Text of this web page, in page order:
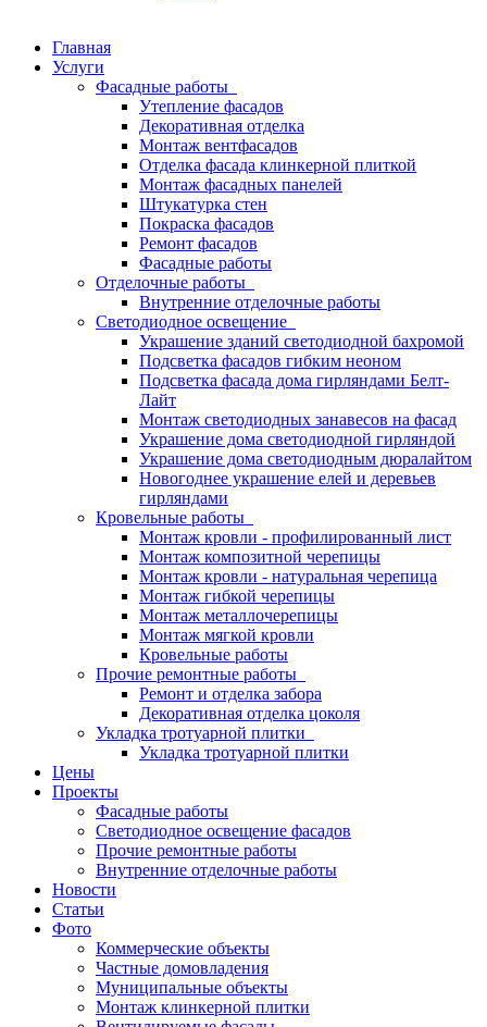
Главная
Услуги
Фасадные работы
Утепление фасадов
Декоративная отделка
Монтаж вентфасадов
Отделка фасада клинкерной плиткой
Монтаж фасадных панелей
Штукатурка стен
Покраска фасадов
Ремонт фасадов
Фасадные работы
Отделочные работы
Внутренние отделочные работы
Светодиодное освещение
Украшение зданий светодиодной бахромой
Подсветка фасадов гибким неоном
Подсветка фасада дома гирляндами Белт-
Лайт
Монтаж светодиодных занавесов на фасад
Украшение дома светодиодной гирляндой
Украшение дома светодиодным дюралайтом
Новогоднее украшение елей и деревьев
гирляндами
Кровельные работы
Монтаж кровли - профилированный лист
Монтаж композитной черепицы
Монтаж кровли - натуральная черепица
Монтаж гибкой черепицы
Монтаж металлочерепицы
Монтаж мягкой кровли
Кровельные работы
Прочие ремонтные работы
Ремонт и отделка забора
Декоративная отделка цоколя
Укладка тротуарной плитки
Укладка тротуарной плитки
Цены
Проекты
Фасадные работы
Светодиодное освещение фасадов
Прочие ремонтные работы
Внутренние отделочные работы
Новости
Статьи
Фото
Коммерческие объекты
Частные домовладения
Муниципальные объекты
Монтаж клинкерной плитки